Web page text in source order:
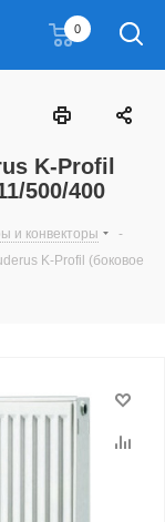
0
K-Profil
500/400
и конвекторы
-
K-Profil (боковое